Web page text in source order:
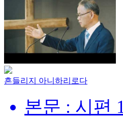
흔들리지 아니하리로다
본문 : 시편